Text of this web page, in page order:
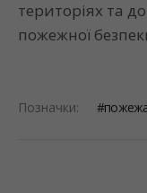
територіях та
пожежної
Позначки: